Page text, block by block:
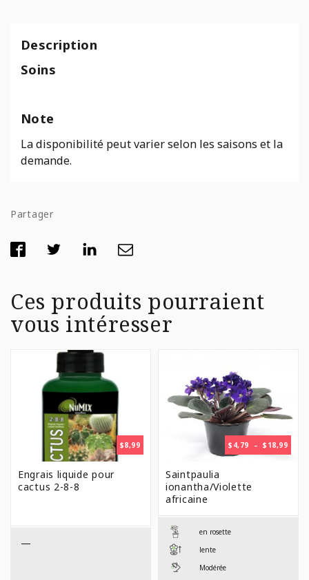
Description
Soins
Note
La disponibilité peut varier selon les saisons et la
demande.
Partager
Ces produits pourraient
vous intéresser
$8,99
Engrais liquide pour
cactus 2-8-8
—
$ 4,79 – $ 18,99
DE
Saintpaulia
ionantha/Violette
africaine
en rosette
lente
Modérée